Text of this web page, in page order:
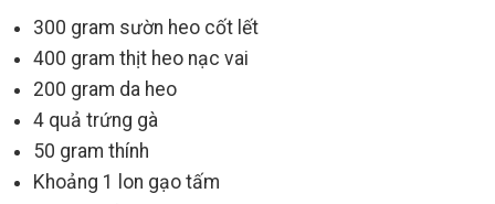
300 gram sườn heo cốt lết
400 gram thịt heo nạc vai
200 gram da heo
4 quả trứng gà
50 gram thính
Khoảng 1 lon gạo tấm